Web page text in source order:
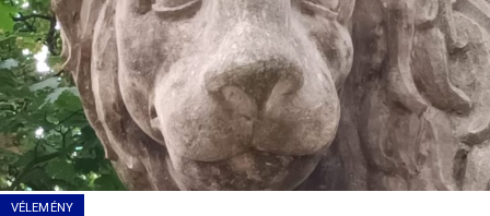
VÉLEMÉNY